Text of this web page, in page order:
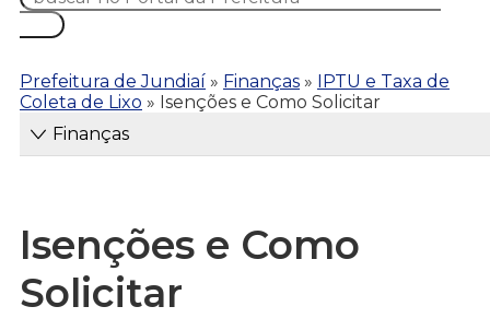
Prefeitura de Jundiaí » Finanças » IPTU e Taxa de
Coleta de Lixo » Isenções e Como Solicitar
Finanças
Isenções e Como
Solicitar